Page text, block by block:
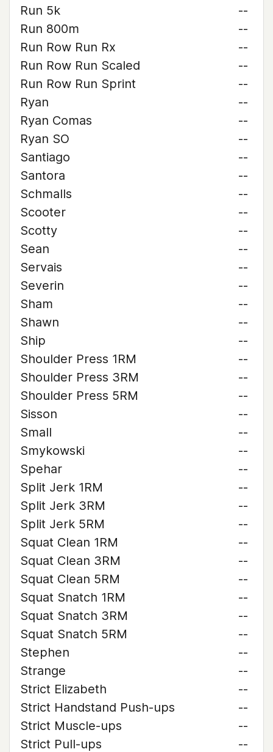
Run 5k
--
Run 800m
--
Run Row Run Rx
--
Run Row Run Scaled
--
Run Row Run Sprint
--
Ryan
--
Ryan Comas
--
Ryan SO
--
Santiago
--
Santora
--
Schmalls
--
Scooter
--
Scotty
--
Sean
--
Servais
--
Severin
--
Sham
--
Shawn
--
Ship
--
Shoulder Press 1RM
--
Shoulder Press 3RM
--
Shoulder Press 5RM
--
Sisson
--
Small
--
Smykowski
--
Spehar
--
Split Jerk 1RM
--
Split Jerk 3RM
--
Split Jerk 5RM
--
Squat Clean 1RM
--
Squat Clean 3RM
--
Squat Clean 5RM
--
Squat Snatch 1RM
--
Squat Snatch 3RM
--
Squat Snatch 5RM
--
Stephen
--
Strange
--
Strict Elizabeth
--
Strict Handstand Push-ups
--
Strict Muscle-ups
--
Strict Pull-ups
--